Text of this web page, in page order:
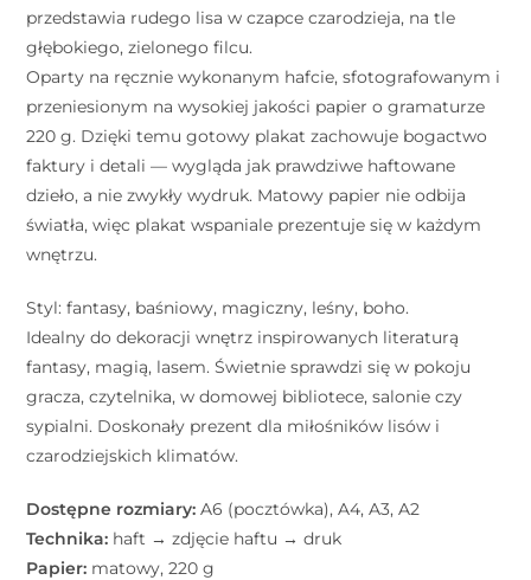
przedstawia rudego lisa w czapce czarodzieja, na tle
głębokiego, zielonego filcu.
Oparty na ręcznie wykonanym hafcie, sfotografowanym i
przeniesionym na wysokiej jakości papier o gramaturze
220 g. Dzięki temu gotowy plakat zachowuje bogactwo
faktury i detali — wygląda jak prawdziwe haftowane
dzieło, a nie zwykły wydruk. Matowy papier nie odbija
światła, więc plakat wspaniale prezentuje się w każdym
wnętrzu.
Styl: fantasy, baśniowy, magiczny, leśny, boho.
Idealny do dekoracji wnętrz inspirowanych literaturą
fantasy, magią, lasem. Świetnie sprawdzi się w pokoju
gracza, czytelnika, w domowej bibliotece, salonie czy
sypialni. Doskonały prezent dla miłośników lisów i
czarodziejskich klimatów.
Dostępne rozmiary: A6 (pocztówka), A4, A3, A2
Technika: haft → zdjęcie haftu → druk
Papier: matowy, 220 g